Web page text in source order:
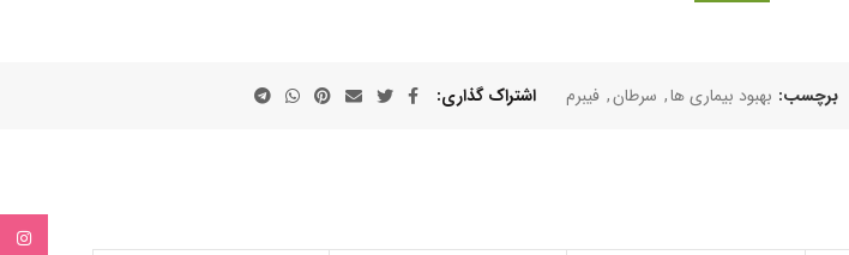
برچسب: بهبود بیماری ها, سرطان, فیبرم اشتراک گذاری